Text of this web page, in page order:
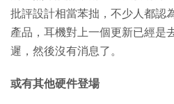
批評設計相當苯拙，不少人都認
產品，耳機對上一個更新已經是
遲，然後沒有消息了。
或有其他硬件登場